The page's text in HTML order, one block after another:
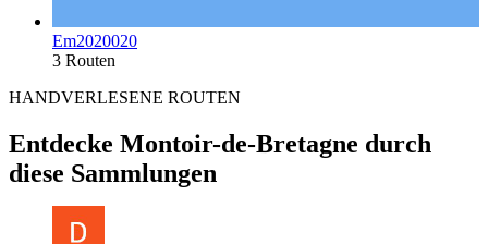
Em2020020
3 Routen
HANDVERLESENE ROUTEN
Entdecke Montoir-de-Bretagne durch
diese Sammlungen